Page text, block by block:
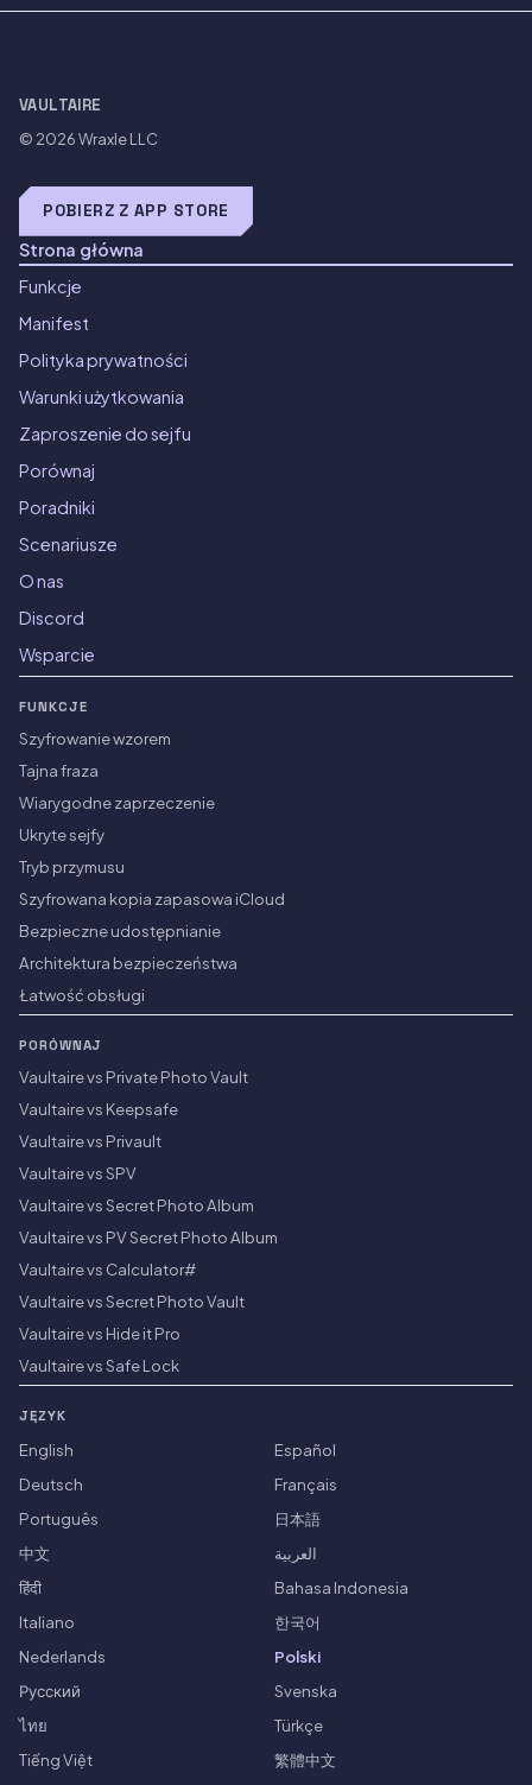
VAULTAIRE
© 2026Wraxle LLC
POBIERZ Z APP STORE
Strona główna
Funkcje
Manifest
Polityka prywatności
Warunki użytkowania
Zaproszenie do sejfu
Porównaj
Poradniki
Scenariusze
O nas
Discord
Wsparcie
FUNKCJE
Szyfrowanie wzorem
Tajna fraza
Wiarygodne zaprzeczenie
Ukryte sejfy
Tryb przymusu
Szyfrowana kopia zapasowa iCloud
Bezpieczne udostępnianie
Architektura bezpieczeństwa
Łatwość obsługi
PORÓWNAJ
Vaultaire vs Private Photo Vault
Vaultaire vs Keepsafe
Vaultaire vs Privault
Vaultaire vs SPV
Vaultaire vs Secret Photo Album
Vaultaire vs PV Secret Photo Album
Vaultaire vs Calculator#
Vaultaire vs Secret Photo Vault
Vaultaire vs Hide it Pro
Vaultaire vs Safe Lock
JĘZYK
English
Español
Deutsch
Français
Português
日本語
中文
العربية
हिंदी
Bahasa Indonesia
Italiano
한국어
Nederlands
Polski
Русский
Svenska
ไทย
Türkçe
Tiếng Việt
繁體中文